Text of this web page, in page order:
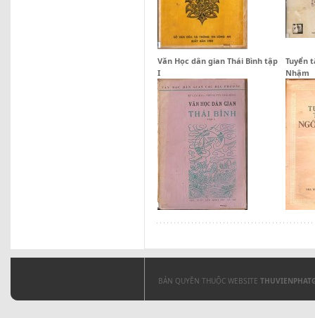
Văn Học dân gian Thái Bình tập
I
Tuyển
Nhậm
BẢN QUYỀN THUỘC WEBSITE